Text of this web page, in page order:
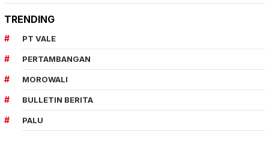
TRENDING
PT VALE
PERTAMBANGAN
MOROWALI
BULLETIN BERITA
PALU